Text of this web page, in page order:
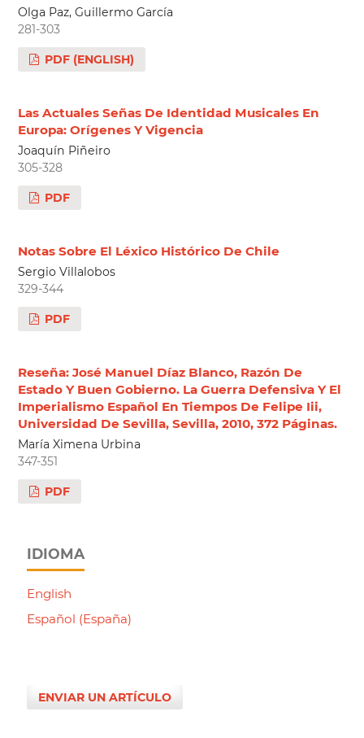
Olga Paz, Guillermo García
281-303
PDF (ENGLISH)
Las Actuales Señas De Identidad Musicales En
Europa: Orígenes Y Vigencia
Joaquín Piñeiro
305-328
PDF
Notas Sobre El Léxico Histórico De Chile
Sergio Villalobos
329-344
PDF
Reseña: José Manuel Díaz Blanco, Razón De
Estado Y Buen Gobierno. La Guerra Defensiva Y El
Imperialismo Español En Tiempos De Felipe Iii,
Universidad De Sevilla, Sevilla, 2010, 372 Páginas.
María Ximena Urbina
347-351
PDF
IDIOMA
English
Español (España)
ENVIAR UN ARTÍCULO